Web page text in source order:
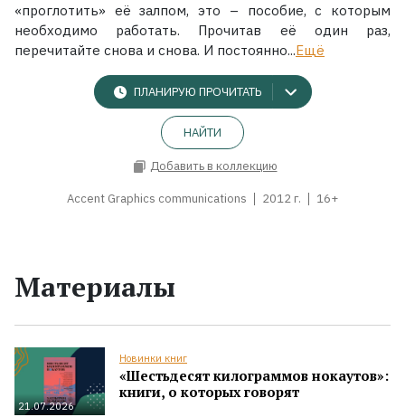
«проглотить» её залпом, это – пособие, с которым
необходимо работать. Прочитав её один раз,
перечитайте снова и снова. И постоянно...Ещё
ПЛАНИРУЮ ПРОЧИТАТЬ
НАЙТИ
Добавить в коллекцию
Accent Graphics communications 2012 г. 16+
Материалы
21.07.2026
Новинки книг
«Шестьдесят килограммов нокаутов»:
книги, о которых говорят